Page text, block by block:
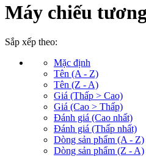
Máy chiếu
Sắp xếp theo:
Mặc định
Tên (A - Z)
Tên (Z - A)
Giá (Thấp > Cao)
Giá (Cao > Thấp)
Đánh giá (Cao nhất)
Đánh giá (Thấp nhất)
Dòng sản phẩm (A - Z)
Dòng sản phẩm (Z - A)